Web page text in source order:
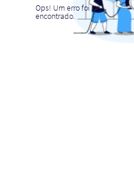
Ops! Um erro foi
encontrado.